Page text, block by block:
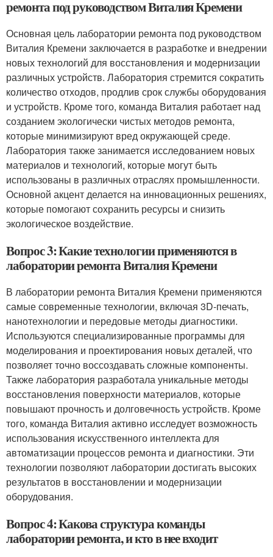
ремонта под руководством Виталия Кремени
Основная цель лаборатории ремонта под руководством
Виталия Кремени заключается в разработке и внедрении
новых технологий для восстановления и модернизации
различных устройств. Лаборатория стремится сократить
количество отходов, продлив срок службы оборудования
и устройств. Кроме того, команда Виталия работает над
созданием экологически чистых методов ремонта,
которые минимизируют вред окружающей среде.
Лаборатория также занимается исследованием новых
материалов и технологий, которые могут быть
использованы в различных отраслях промышленности.
Основной акцент делается на инновационных решениях,
которые помогают сохранить ресурсы и снизить
экологическое воздействие.
Вопрос 3: Какие технологии применяются в
лаборатории ремонта Виталия Кремени
В лаборатории ремонта Виталия Кремени применяются
самые современные технологии, включая 3D-печать,
нанотехнологии и передовые методы диагностики.
Используются специализированные программы для
моделирования и проектирования новых деталей, что
позволяет точно воссоздавать сложные компоненты.
Также лаборатория разработала уникальные методы
восстановления поверхности материалов, которые
повышают прочность и долговечность устройств. Кроме
того, команда Виталия активно исследует возможность
использования искусственного интеллекта для
автоматизации процессов ремонта и диагностики. Эти
технологии позволяют лаборатории достигать высоких
результатов в восстановлении и модернизации
оборудования.
Вопрос 4: Какова структура команды
лаборатории ремонта, и кто в нее входит